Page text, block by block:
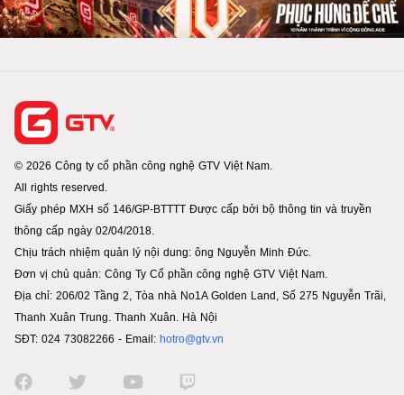
© 2026 Công ty cổ phần công nghệ GTV Việt Nam.
All rights reserved.
Giấy phép MXH số 146/GP-BTTTT Được cấp bởi bộ thông tin và truyền
thông cấp ngày 02/04/2018.
Chịu trách nhiệm quản lý nội dung: ông Nguyễn Minh Đức.
Đơn vị chủ quản: Công Ty Cổ phần công nghệ GTV Việt Nam.
Địa chỉ: 206/02 Tầng 2, Tòa nhà No1A Golden Land, Số 275 Nguyễn Trãi,
Thanh Xuân Trung. Thanh Xuân. Hà Nội
SĐT: 024 73082266 - Email: hotro@gtv.vn